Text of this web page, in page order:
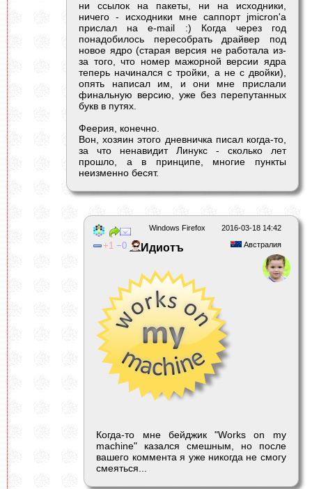
ни ссылок на пакеты, ни на исходники,
ничего - исходники мне саппорт jmicron'а
прислал на e-mail :) Когда через год
понадобилось пересобрать драйвер под
новое ядро (старая версия не работала из-
за того, что номер мажорной версии ядра
теперь начинался с тройки, а не с двойки),
опять написал им, и они мне прислали
финальную версию, уже без перепутанных
букв в путях.
Феерия, конечно.
Вон, хозяин этого дневничка писал когда-то,
за что ненавидит Линукс - сколько лет
прошло, а в принципе, многие пункты
неизменно бесят.
2016-03-18 14:42
Windows Firefox
Австралия
1 0 Идиотъ
Когда-то мне бейджик "Works on my
machine" казался смешным, но после
вашего коммента я уже никогда не смогу
смеяться...